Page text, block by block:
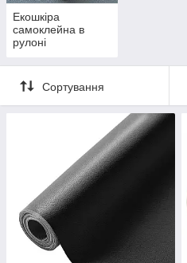
Екошкіра
самоклейна в
рулоні
Сортування